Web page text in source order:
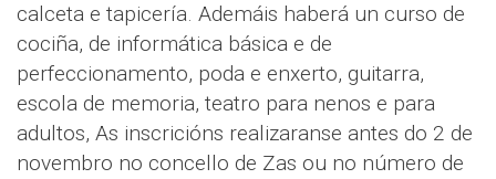
calceta e tapicería. Ademáis haberá un curso de
cociña, de informática básica e de
perfeccionamento, poda e enxerto, guitarra,
escola de memoria, teatro para nenos e para
adultos, As inscricións realizaranse antes do 2 de
novembro no concello de Zas ou no número de